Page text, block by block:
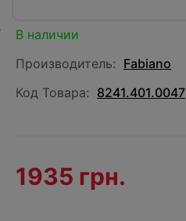
В наличии
Производитель: Fabiano
Код Товара: 8241.401.0047
1935 грн.